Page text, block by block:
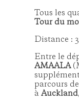
Tous les
Tour du
Distance :
Entre le
AMAALA
parcours
à Auckland